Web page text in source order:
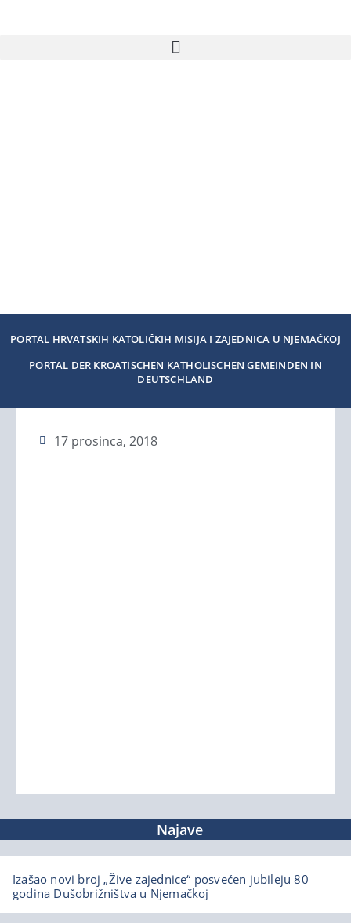
PORTAL HRVATSKIH KATOLIČKIH MISIJA I ZAJEDNICA U NJEMAČKOJ
PORTAL DER KROATISCHEN KATHOLISCHEN GEMEINDEN IN
DEUTSCHLAND
17 prosinca, 2018
Najave
Izašao novi broj „Žive zajednice“ posvećen jubileju 80
godina Dušobrižništva u Njemačkoj